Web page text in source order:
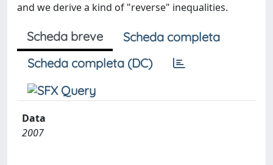
and we derive a kind of "reverse" inequalities.
Scheda breve
Scheda completa
Scheda completa (DC)
Data
2007